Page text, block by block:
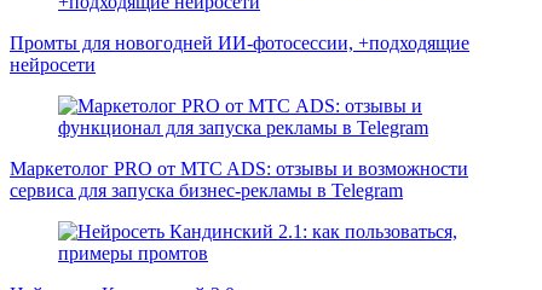
Промты для новогодней ИИ-фотосессии, +подходящие
нейросети
Маркетолог PRO от MTC ADS: отзывы и возможности
сервиса для запуска бизнес-рекламы в Telegram